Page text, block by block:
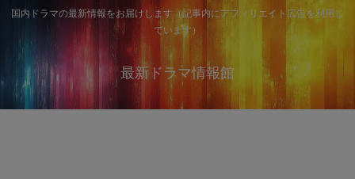
国内ドラマの最新情報をお届けします（記事内にアフィリエイト広告を利用し
ています）
最新ドラマ情報館